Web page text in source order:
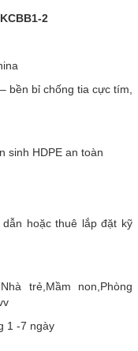
2
bỉ chống tia cực tím,
HDPE an toàn
hoặc thuê lắp đặt kỹ
trẻ,Mầm non,Phòng
-7 ngày